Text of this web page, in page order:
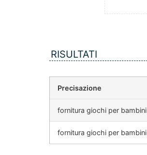
RISULTATI
Precisazione
fornitura giochi per bambini
fornitura giochi per bambini